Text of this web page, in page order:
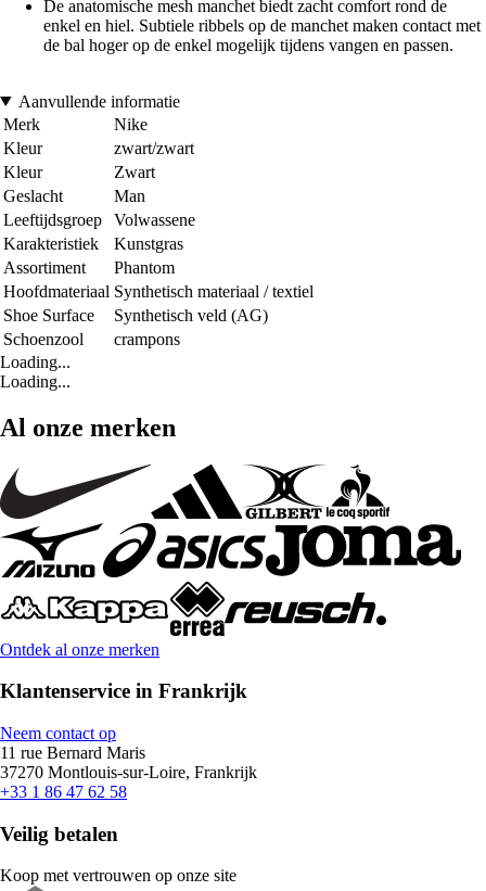
De anatomische mesh manchet biedt zacht comfort rond de
enkel en hiel. Subtiele ribbels op de manchet maken contact met
de bal hoger op de enkel mogelijk tijdens vangen en passen.
Aanvullende informatie
Merk
Nike
Kleur
zwart/zwart
Kleur
Zwart
Geslacht
Man
Leeftijdsgroep
Volwassene
Karakteristiek
Kunstgras
Assortiment
Phantom
Hoofdmateriaal Synthetisch materiaal / textiel
Shoe Surface
Synthetisch veld (AG)
Schoenzool
crampons
Loading...
Loading...
Al onze merken
Ontdek al onze merken
Klantenservice in Frankrijk
Neem contact op
11 rue Bernard Maris
37270 Montlouis-sur-Loire, Frankrijk
+33 1 86 47 62 58
Veilig betalen
Koop met vertrouwen op onze site